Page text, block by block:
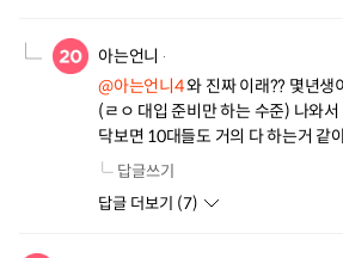
아는언니
@아는언니4 와 진짜 이래?? 몇년생
(ㄹㅇ 대입 준비만 하는 수준) 나와
닥보면 10대들도 거의 다 하는거 같
답글쓰기
답글 더보기 (7)